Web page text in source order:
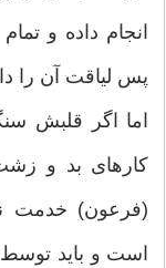
انجام داده و
پس لیاقت آن را
اما اگر قلبش
كارهای بد و
(فرعون) خدمت
است و باید